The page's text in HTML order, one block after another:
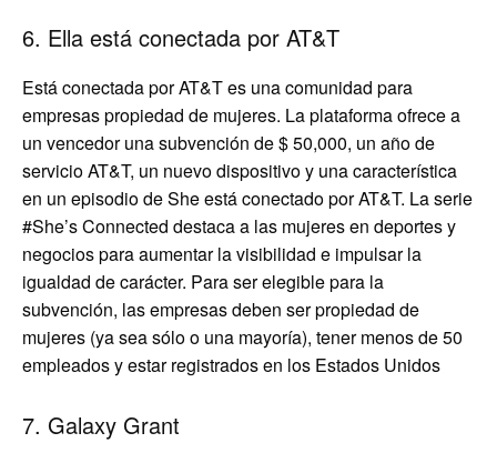
6. Ella está conectada por AT&T
Está conectada por AT&T es una comunidad para
empresas propiedad de mujeres. La plataforma ofrece a
un vencedor una subvención de $ 50,000, un año de
servicio AT&T, un nuevo dispositivo y una característica
en un episodio de She está conectado por AT&T. La serie
#She’s Connected destaca a las mujeres en deportes y
negocios para aumentar la visibilidad e impulsar la
igualdad de carácter. Para ser elegible para la
subvención, las empresas deben ser propiedad de
mujeres (ya sea sólo o una mayoría), tener menos de 50
empleados y estar registrados en los Estados Unidos
7. Galaxy Grant